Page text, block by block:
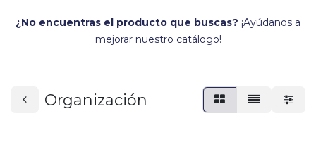
¿No encuentras el producto que buscas? ¡Ayúdanos a
mejorar nuestro catálogo!
Organización